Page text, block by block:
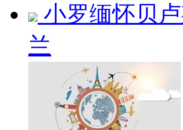
小罗缅怀贝
兰